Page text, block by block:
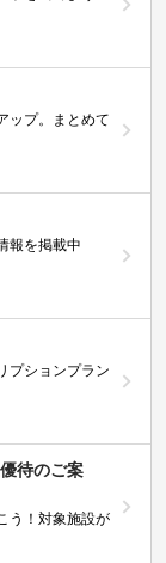
ップ。まとめて
報を掲載中
プションプラン
待のご案
う！対象施設が